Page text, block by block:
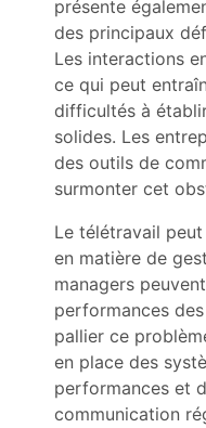
présente
des principaux
Les interactions
ce qui peut
difficultés à
solides. Les
des outils de
surmonter cet
Le télétravail
en matière de
managers
performances
pallier ce
en place des
performances et
communication